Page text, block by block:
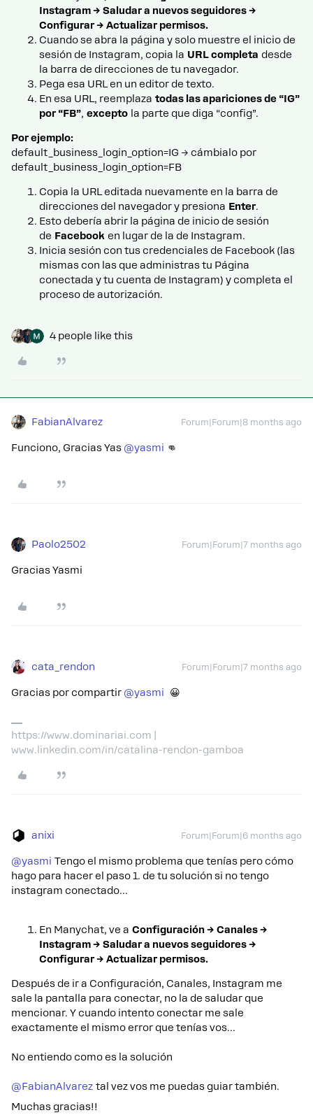
Instagram → Saludar a nuevos seguidores →
Configurar → Actualizar permisos.
Cuando se abra la página y solo muestre el inicio de
sesión de Instagram, copia la URL completa desde
la barra de direcciones de tu navegador.
Pega esa URL en un editor de texto.
En esa URL, reemplaza todas las apariciones de “IG”
por “FB”, excepto la parte que diga “config”.
Por ejemplo:
default_business_login_option=IG → cámbialo por
default_business_login_option=FB
Copia la URL editada nuevamente en la barra de
direcciones del navegador y presiona Enter.
Esto debería abrir la página de inicio de sesión
de Facebook en lugar de la de Instagram.
Inicia sesión con tus credenciales de Facebook (las
mismas con las que administras tu Página
conectada y tu cuenta de Instagram) y completa el
proceso de autorización.
4 people like this
FabianAlvarez Forum|Forum|8 months ago
Funciono, Gracias Yas ​ @yasmi 👊
Paolo2502 Forum|Forum|7 months ago
Gracias Yasmi
cata_rendon Forum|Forum|7 months ago
Gracias por compartir ​ @yasmi 😀
https://www.dominariai.com |
www.linkedin.com/in/catalina-rendon-gamboa
anixi Forum|Forum|6 months ago
@yasmi Tengo el mismo problema que tenías pero cómo
hago para hacer el paso 1. de tu solución si no tengo
instagram conectado…
En Manychat, ve a Configuración → Canales →
Instagram → Saludar a nuevos seguidores →
Configurar → Actualizar permisos.
Después de ir a Configuración, Canales, Instagram me
sale la pantalla para conectar, no la de saludar que
mencionar. Y cuando intento conectar me sale
exactamente el mismo error que tenías vos…
No entiendo como es la solución
@FabianAlvarez tal vez vos me puedas guiar también.
Muchas gracias!!